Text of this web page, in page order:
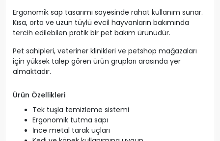
Ergonomik sap tasarımı sayesinde rahat kullanım sunar.
Kısa, orta ve uzun tüylü evcil hayvanların bakımında
tercih edilebilen pratik bir pet bakım ürünüdür.
Pet sahipleri, veteriner klinikleri ve petshop mağazaları
için yüksek talep gören ürün grupları arasında yer
almaktadır.
Ürün Özellikleri
Tek tuşla temizleme sistemi
Ergonomik tutma sapı
İnce metal tarak uçları